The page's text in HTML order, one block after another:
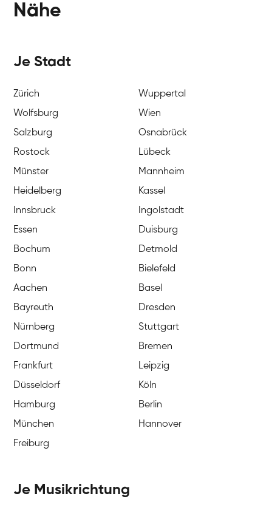
Nähe
Je Stadt
Zürich
Wuppertal
Wolfsburg
Wien
Salzburg
Osnabrück
Rostock
Lübeck
Münster
Mannheim
Heidelberg
Kassel
Innsbruck
Ingolstadt
Essen
Duisburg
Bochum
Detmold
Bonn
Bielefeld
Aachen
Basel
Bayreuth
Dresden
Nürnberg
Stuttgart
Dortmund
Bremen
Frankfurt
Leipzig
Düsseldorf
Köln
Hamburg
Berlin
München
Hannover
Freiburg
Je Musikrichtung